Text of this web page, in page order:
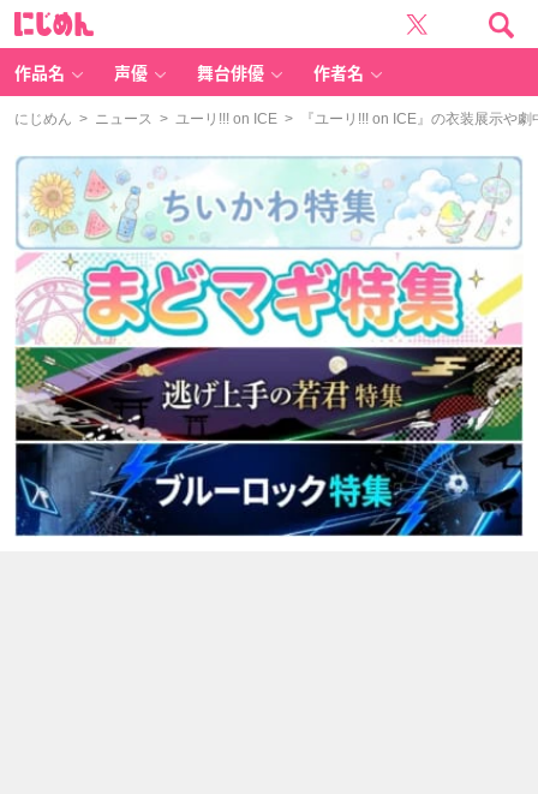
作品名 声優 舞台俳優 作者名
にじめん > ニュース > ユーリ!!! on ICE > 『ユーリ!!! on ICE』の衣装展示や